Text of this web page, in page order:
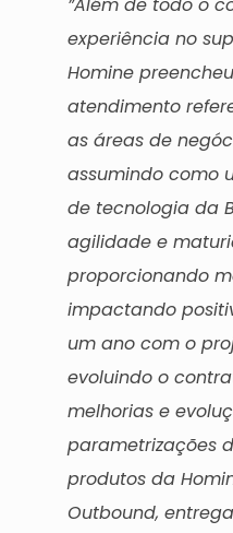
experiência no
Homine
atendimento
as áreas de
assumindo como
de tecnologia da
agilidade e
proporcionando
impactando
um ano com o
evoluindo o
melhorias e
parametrizações
produtos da
Outbound,